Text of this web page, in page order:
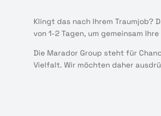
Klingt das nach Ihrem Traumjob?
von 1-2 Tagen, um gemeinsam
Die Marador Group steht für
Vielfalt. Wir möchten daher